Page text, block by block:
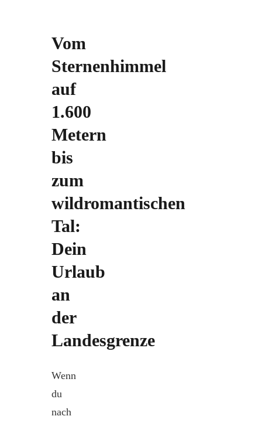
Vom
Sternenhimmel
auf
1.600
Metern
bis
zum
wildromantischen
Tal:
Dein
Urlaub
an
der
Landesgrenze
Wenn
du
nach